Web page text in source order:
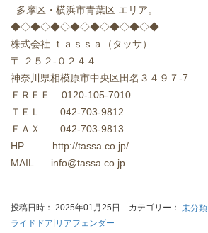
多摩区・横浜市青葉区 エリア。
◆◇◆◇◆◇◆◇◆◇◆◇◆◇◆
株式会社 ｔａｓｓａ（タッサ）
〒 ２５２-０２４４
神奈川県相模原市中央区田名３４９７-7
ＦＲＥＥ 0120-105-7010
ＴＥＬ 042-703-9812
ＦＡＸ 042-703-9813
HP http://tassa.co.jp/
MAIL info@tassa.co.jp
投稿日時： 2025年01月25日 カテゴリー： 未分類
ライドドア リアフェンダー